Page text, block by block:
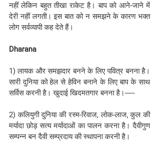
नहीं लेकिन बहुत तीखा राकेट है। बाप को आने-जाने में
देरी नहीं लगती। इस बात को न समझने के कारण भक्त
लोग सर्वव्यापी कह देते हैं।
Dharana
1) लायक और समझदार बनने के लिए पवित्र बनना है।
सारी दुनिया को हेल से हेविन बनाने के लिए बाप के साथ
सर्विस करनी है। खुदाई खिदमतगार बनना है।-----
2) कलियुगी दुनिया की रस्म-रिवाज, लोक-लाज, कुल की
मर्यादा छोड़ सत्य मर्यादाओं का पालन करना है। दैवीगुण
सम्पन्न बन दैवी सम्प्रदाय की स्थापना करनी है।